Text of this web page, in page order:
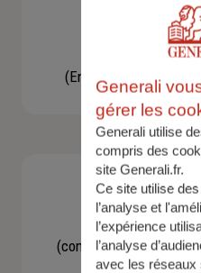
Besoin
(En cas d'accident,
Demande
(concernant une
Generali
gérer les
Generali utilise
compris des
site Generali.fr.
Ce site utilise
l’analyse et
l’expérience
l’analyse
avec les réseaux